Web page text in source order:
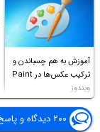
آموزش به هم چسباندن و
ترکیب عکس‌ها در Paint
ویندوز
۲۰۰ دیدگاه و پاسخ آخر